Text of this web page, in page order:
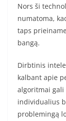
Nors ši
numatoma,
taps
bangą.
Dirbtinis
kalbant apie
algoritmai
individualius
problemingą